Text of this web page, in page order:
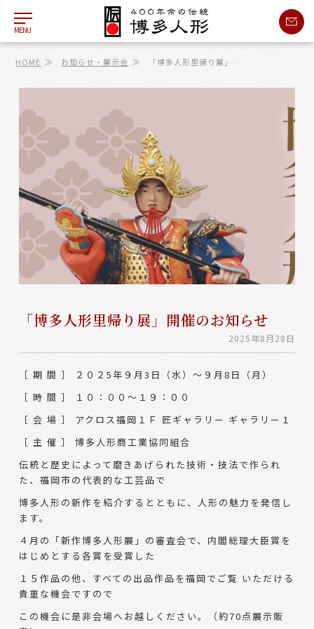
MENU
HOME ≫ お知らせ・展示会 ≫ 「博多人形里帰り展」…
「博多人形里帰り展」開催のお知らせ
2025年8月28日
［ 期 間 ］ ２０２5年９月3日（水）～９月8日（月）
［ 時 間 ］ １０：００～１９：００
［ 会 場 ］ アクロス福岡１Ｆ 匠ギャラリー ギャラリー１
［ 主 催 ］ 博多人形商工業協同組合
伝統と歴史によって磨きあげられた技術・技法で作られ
た、福岡市の代表的な工芸品で
博多人形の新作を紹介するとともに、人形の魅力を発信し
ます。
４月の「新作博多人形展」の審査会で、内閣総理大臣賞を
はじめとする各賞を受賞した
１５作品の他、すべての出品作品を福岡でご覧 いただける
貴重な機会ですので
この機会に是非会場へお越しください。（約70点展示販